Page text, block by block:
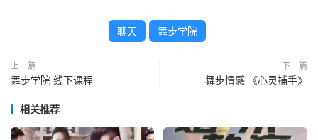
聊天 舞步学院
上一篇
舞步学院 线下课程
下一篇
舞步情感 《心灵捕手》
相关推荐